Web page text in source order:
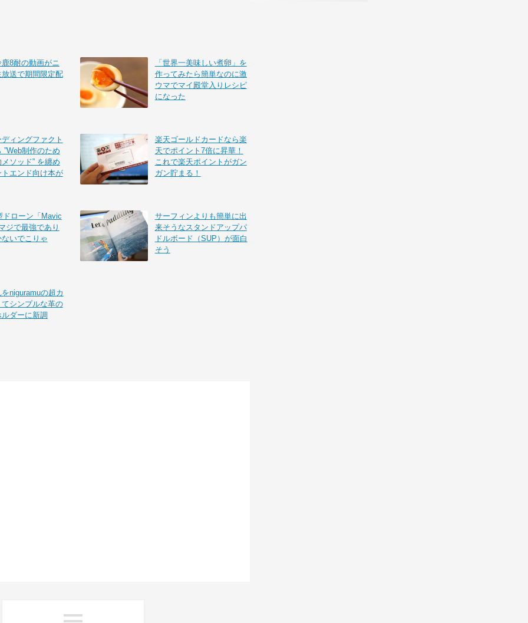
8耐の動画がニ
送で期間限定配
「世界一美味しい煮卵」を
作ってみたら簡単なのに激
ウマでマイ殿堂入りレシピ
になった
ィングファクト
”Web制作のため
ソッド” を纏め
エンド向け本が
楽天ゴールドカードなら楽
天でポイント7倍に昇華！
これで楽天ポイントがガン
ガン貯まる！
ドローン「Mavic
ジで最強であり
いでこりゃ
サーフィンよりも簡単に出
来そうなスタンドアップパ
ドルボード（SUP）が面白
そう
niguramuの超カ
シンプルな革の
ダーに新調